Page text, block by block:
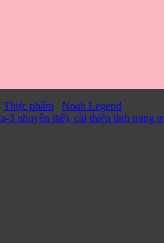
Thực phẩm Noah Legend